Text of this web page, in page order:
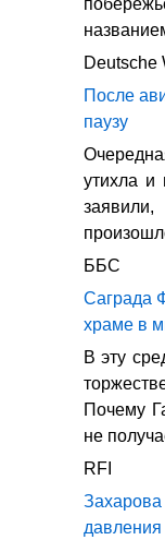
Deutsche
После
паузу
утихла и
ББС
Саграда
храме в
В эту
Почему
не
RFI